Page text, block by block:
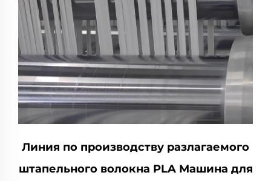
Линия по производству разлагаемого
штапельного волокна PLA Машина для